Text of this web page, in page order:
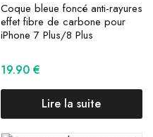
Coque bleue foncé anti-rayures
effet fibre de carbone pour
iPhone 7 Plus/8 Plus
19.90 €
Lire la suite